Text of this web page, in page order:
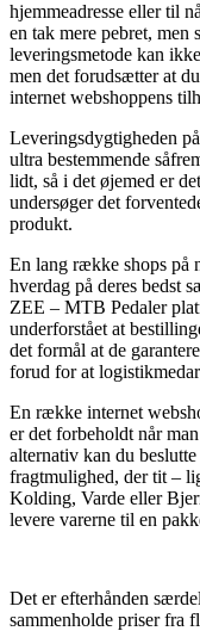
hjemmeadresse eller til
en tak mere pebret,
leveringsmetode kan
men det forudsætter at
internet webshoppens
Leveringsdygtigheden
ultra bestemmende
lidt, så i det øjemed er
undersøger det
produkt.
En lang række shops på
hverdag på deres bedst
ZEE – MTB Pedaler
underforstået at
det formål at de
forud for at
En række internet
er det forbeholdt når
alternativ kan du
fragtmulighed, der tit –
Kolding, Varde eller
levere varerne til en
Det er efterhånden
sammenholde priser fra